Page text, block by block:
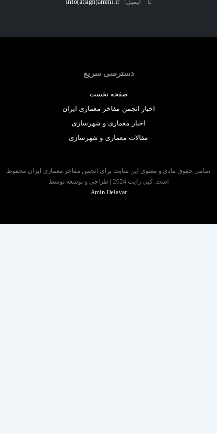
ایمیل:
info(atsign)ammi.ir
دسترسی سریع
صفحه نخست
اخبار انجمن مفاخر معماری ایران
اخبار معماری و شهرسازی
مقالات معماری و شهرسازی
حقوق مادی و معنوی این سایت برای انجمن مفاخر معماری ایران محفوظ
است. کپی رایت 2024 | طراحی و توسعه توسط
Amin Delavar